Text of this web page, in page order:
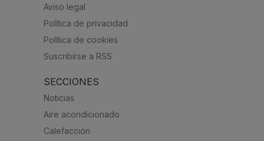
Aviso legal
Política de privacidad
Política de cookies
Suscribirse a RSS
SECCIONES
Noticias
Aire acondicionado
Calefacción